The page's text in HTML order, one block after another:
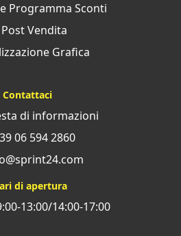
Programma Sconti
Post Vendita
Grafica
Contattaci
di informazioni
06 594 2860
di apertura
13:00/14:00-17:00